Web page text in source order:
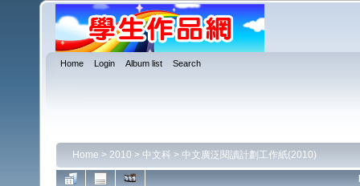
Home Login Album list Search
Home > 2010 > 中文科 > 中文廣泛閱讀計劃工作紙(2010)